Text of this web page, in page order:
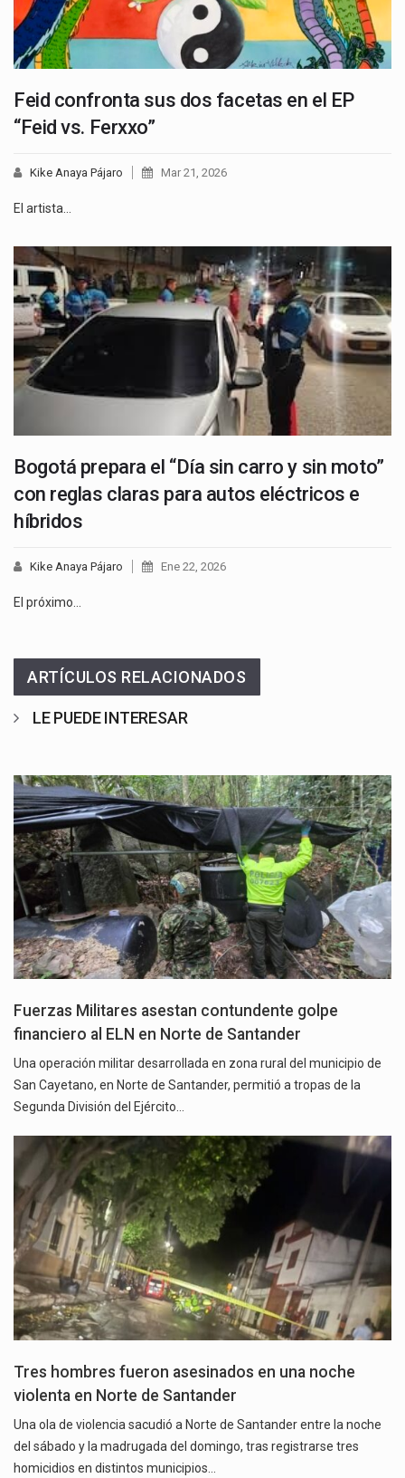
Feid confronta sus dos facetas en el EP
“Feid vs. Ferxxo”
Kike Anaya Pájaro Mar 21, 2026
El artista…
Bogotá prepara el “Día sin carro y sin moto”
con reglas claras para autos eléctricos e
híbridos
Kike Anaya Pájaro Ene 22, 2026
El próximo…
ARTÍCULOS RELACIONADOS
LE PUEDE INTERESAR
Fuerzas Militares asestan contundente golpe
financiero al ELN en Norte de Santander
Una operación militar desarrollada en zona rural del municipio de
San Cayetano, en Norte de Santander, permitió a tropas de la
Segunda División del Ejército…
Tres hombres fueron asesinados en una noche
violenta en Norte de Santander
Una ola de violencia sacudió a Norte de Santander entre la noche
del sábado y la madrugada del domingo, tras registrarse tres
homicidios en distintos municipios…